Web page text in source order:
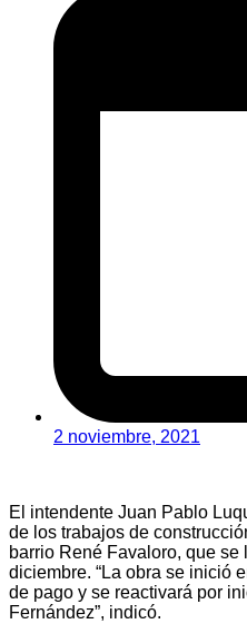
2 noviembre, 2021
El intendente Juan Pablo
de los trabajos de
barrio René Favaloro, que
diciembre. “La obra se inició
de pago y se reactivará por
Fernández”, indicó.